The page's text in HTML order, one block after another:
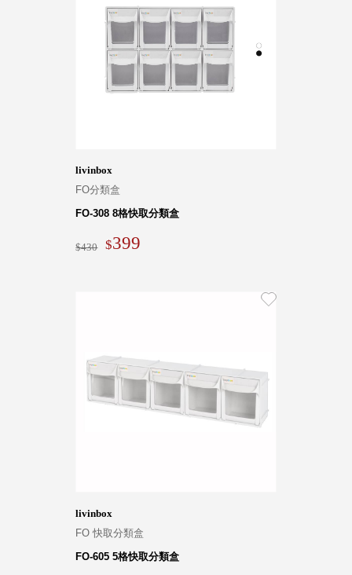
livinbox
FO分類盒
FO-308 8格快取分類盒
430 399
livinbox
FO 快取分類盒
FO-605 5格快取分類盒